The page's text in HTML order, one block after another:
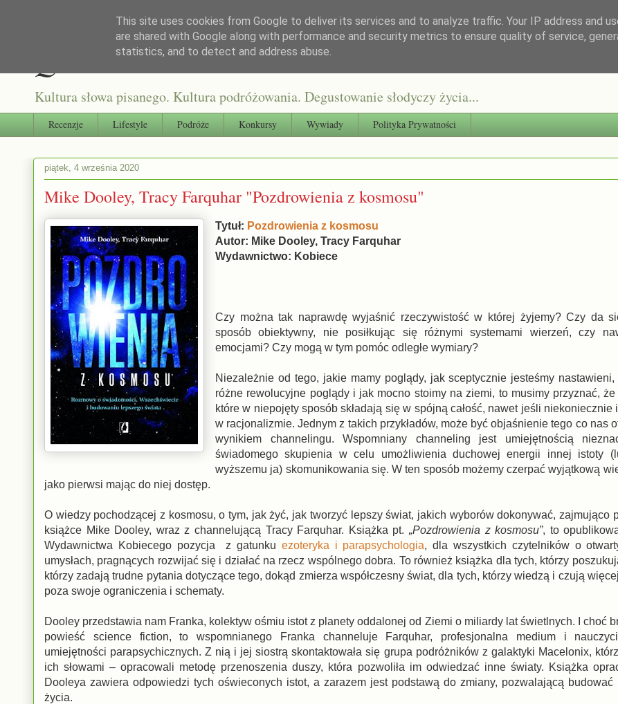
Qultura słowa
Kultura słowa pisanego. Kultura podróżowania. Degustowanie słodyczy życia...
Recenzje Lifestyle Podróże Konkursy Wywiady Polityka Prywatności
piątek, 4 września 2020
Mike Dooley, Tracy Farquhar "Pozdrowienia z kosmosu"
Tytuł: Pozdrowienia z kosmosu
Autor: Mike Dooley, Tracy Farquhar
Wydawnictwo: Kobiece
Czy można tak naprawdę wyjaśnić rzeczywistość w której żyjemy? Czy da
sposób obiektywny, nie posiłkując się różnymi systemami wierzeń, czy
emocjami? Czy mogą w tym pomóc odległe wymiary?
Niezależnie od tego, jakie mamy poglądy, jak sceptycznie jesteśmy
różne rewolucyjne poglądy i jak mocno stoimy na ziemi, to musimy przyznać,
które w niepojęty sposób składają się w spójną całość, nawet jeśli niekoniecznie
w racjonalizmie. Jednym z takich przykładów, może być objaśnienie tego co nas
wynikiem channelingu. Wspomniany channeling jest umiejętnością
świadomego skupienia w celu umożliwienia duchowej energii innej istoty
wyższemu ja) skomunikowania się. W ten sposób możemy czerpać wyjątkową
jako pierwsi mając do niej dostęp.
O wiedzy pochodzącej z kosmosu, o tym, jak żyć, jak tworzyć lepszy świat, jakich wyborów dokonywać, zajmująco
książce Mike Dooley, wraz z channelującą Tracy Farquhar. Książka pt. „Pozdrowienia z kosmosu”, to
Wydawnictwa Kobiecego pozycja z gatunku ezoteryka i parapsychologia, dla wszystkich czytelników o
umysłach, pragnących rozwijać się i działać na rzecz wspólnego dobra. To również książka dla tych, którzy
którzy zadają trudne pytania dotyczące tego, dokąd zmierza współczesny świat, dla tych, którzy wiedzą i czują
poza swoje ograniczenia i schematy.
Dooley przedstawia nam Franka, kolektyw ośmiu istot z planety oddalonej od Ziemi o miliardy lat świetlnych. I choć
powieść science fiction, to wspomnianego Franka channeluje Farquhar, profesjonalna medium i
umiejętności parapsychicznych. Z nią i jej siostrą skontaktowała się grupa podróżników z galaktyki Macelonix,
ich słowami – opracowali metodę przenoszenia duszy, która pozwoliła im odwiedzać inne światy. Książka
Dooleya zawiera odpowiedzi tych oświeconych istot, a zarazem jest podstawą do zmiany, pozwalającą budować
życia.
This site uses cookies from Google to deliver its services and to analyze traffic. Your IP address and
are shared with Google along with performance and security metrics to ensure quality of service,
statistics, and to detect and address abuse.